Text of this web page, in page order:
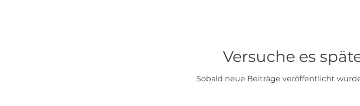
Versuche es
Sobald neue Beiträge veröffentlicht